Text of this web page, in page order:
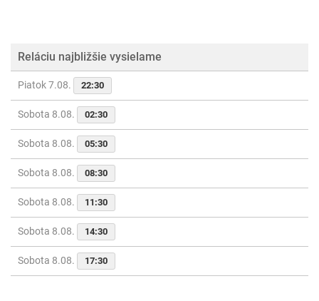
Reláciu najbližšie vysielame
Piatok 7.08. 22:30
Sobota 8.08. 02:30
Sobota 8.08. 05:30
Sobota 8.08. 08:30
Sobota 8.08. 11:30
Sobota 8.08. 14:30
Sobota 8.08. 17:30